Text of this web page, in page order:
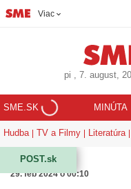
Viac
pi , 7. august,
SME.SK MINÚTA
Hudba TV a Filmy Literatúra
POST.sk
29. feb 2024 o 00:10